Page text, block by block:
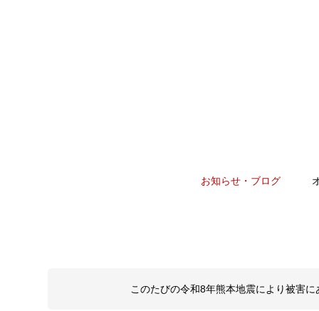
お知らせ・ブログ
このたびの令和8年熊本地震により被害